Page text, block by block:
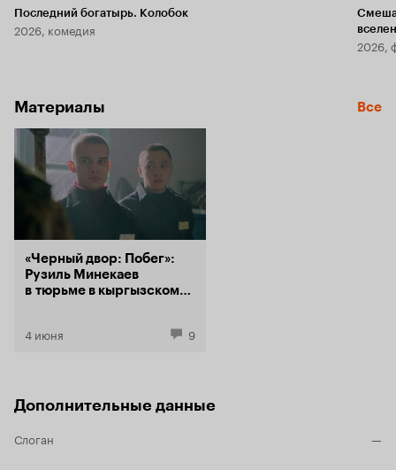
Последний богатырь. Колобок
2026, комедия
2026,
Материалы Все
«Черный двор: Побег»:
Рузиль Минекаев
в тюрьме в кыргызском
Кинопоиске
4 июня 9
Дополнительные данные
Слоган —